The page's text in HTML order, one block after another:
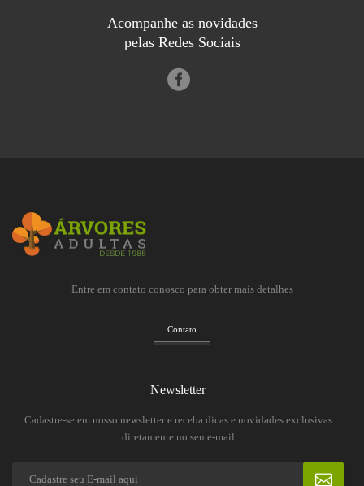
Acompanhe as novidades
pelas Redes Sociais
Entre em contato conosco para obter mais detalhes
Contato
Newsletter
Cadastre-se em nosso newsletter e receba dicas e novidades exclusivas
diretamente no seu e-mail